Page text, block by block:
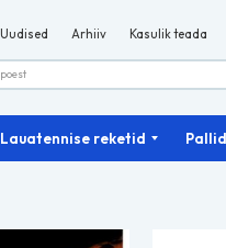
Uudised Arhiiv Kasulik teada
Lauatennise reketid Pallid